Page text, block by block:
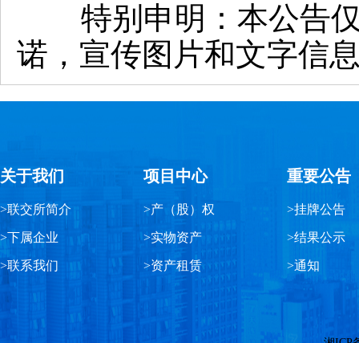
特别申明：本公告仅
诺，宣传图片和文字信
关于我们
>联交所简介
>下属企业
>联系我们
项目中心
>产（股）权
>实物资产
>资产租赁
重要公告
>挂牌公告
>结果公示
>通知